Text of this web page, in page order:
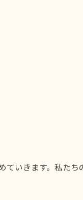
ていきます。私たち